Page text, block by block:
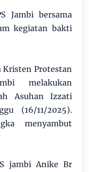
Jambi bersama
kegiatan bakti
Kristen Protestan
melakukan
Asuhan Izzati
(16/11/2025).
menyambut
jambi Anike Br